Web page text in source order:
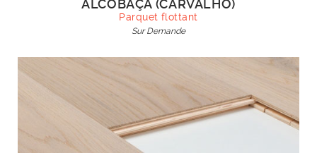
ALCOBAÇA (CARVALHO)
Parquet flottant
Sur Demande